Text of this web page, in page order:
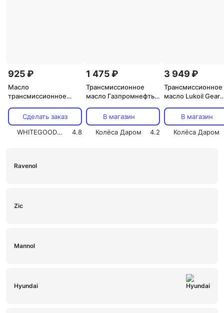
925 ₽
Масло
трансмиссионное
Сделать заказ
WHITEGOODS.RU
4.8
1 475 ₽
Трансмиссионное
масло Газпромнефть
В магазин
Колёса Даром
4.2
3 949 ₽
Трансмиссионное
масло Lukoil Gear
В магазин
Колёса Даром
Ravenol
Zic
Mannol
Hyundai